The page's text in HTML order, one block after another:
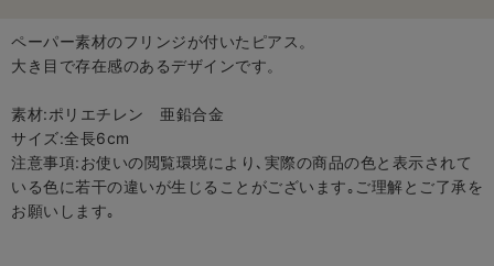
ペーパー素材のフリンジが付いたピアス。
大き目で存在感のあるデザインです。
素材:ポリエチレン 亜鉛合金
サイズ:全長6cm
注意事項:お使いの閲覧環境により､実際の商品の色と表示されて
いる色に若干の違いが生じることがございます｡ご理解とご了承を
お願いします｡